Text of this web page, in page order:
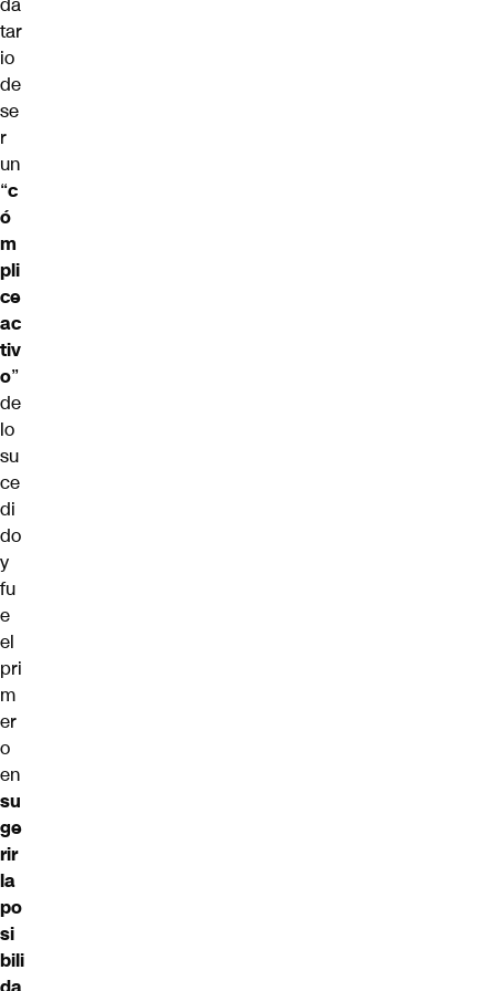
tar
io
de
se
r
un
“c
ó
m
pli
ce
ac
tiv
o”
de
lo
su
ce
di
do
y
fu
e
el
pri
m
er
o
en
su
ge
rir
la
po
si
bili